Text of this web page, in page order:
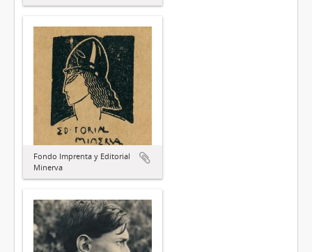
Fondo Imprenta y Editorial
Minerva